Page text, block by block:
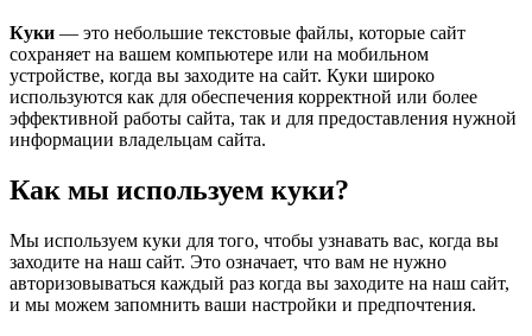
Куки — это небольшие текстовые файлы, которые сайт
сохраняет на вашем компьютере или на мобильном
устройстве, когда вы заходите на сайт. Куки широко
используются как для обеспечения корректной или более
эффективной работы сайта, так и для предоставления нужной
информации владельцам сайта.
Как мы используем куки?
Мы используем куки для того, чтобы узнавать вас, когда вы
заходите на наш сайт. Это означает, что вам не нужно
авторизовываться каждый раз когда вы заходите на наш сайт,
и мы можем запомнить ваши настройки и предпочтения.